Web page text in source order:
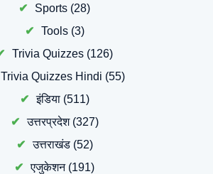
Sports (28)
Tools(3)
Trivia Quizzes (126)
Trivia Quizzes Hindi (55)
इंडिया(511)
उत्तरप्रदेश(327)
उत्तराखंड(52)
एजुकेशन(191)